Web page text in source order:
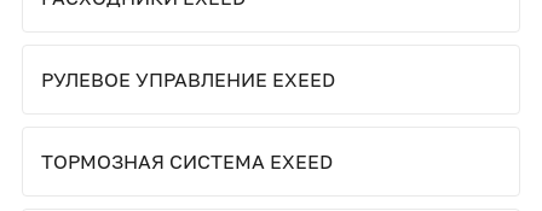
РУЛЕВОЕ УПРАВЛЕНИЕ EXEED
ТОРМОЗНАЯ СИСТЕМА EXEED